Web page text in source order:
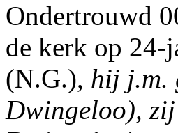
Ondertrouwd
de kerk op
(N.G.), hij j.m.
Dwingeloo),